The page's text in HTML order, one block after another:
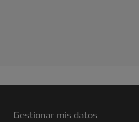
Gestionar mis datos